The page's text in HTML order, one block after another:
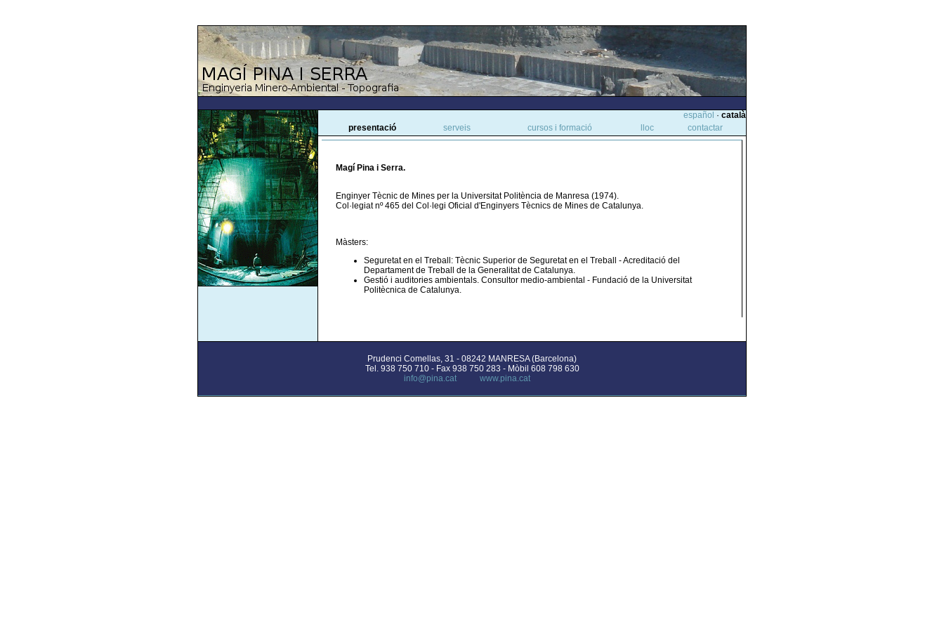
español · català
presentació
serveis cursos i formació lloc contactar
Magí Pina i Serra.
Enginyer Tècnic de Mines per la Universitat Politència de Manresa (1974).
Col·legiat nº 465 del Col·legi Oficial d'Enginyers Tècnics de Mines de Catalunya.
Màsters:
Seguretat en el Treball: Tècnic Superior de Seguretat en el Treball - Acreditació del
Departament de Treball de la Generalitat de Catalunya.
Gestió i auditories ambientals. Consultor medio-ambiental - Fundació de la Universitat
Politècnica de Catalunya.
Prudenci Comellas, 31 - 08242 MANRESA (Barcelona)
Tel. 938 750 710 - Fax 938 750 283 - Mòbil 608 798 630
info@pina.cat
www.pina.cat